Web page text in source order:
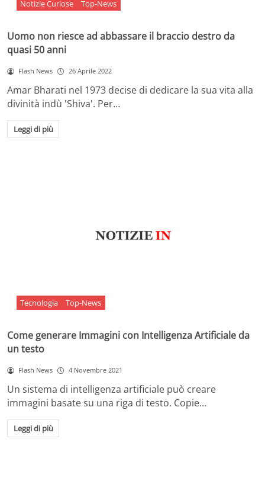
Notizie Curiose Top-News
Uomo non riesce ad abbassare il braccio destro da
quasi 50 anni
Flash News 26 Aprile 2022
Amar Bharati nel 1973 decise di dedicare la sua vita alla
divinità indù 'Shiva'. Per…
Leggi di più
Tecnologia Top-News
Come generare Immagini con Intelligenza Artificiale da
un testo
Flash News 4 Novembre 2021
Un sistema di intelligenza artificiale può creare
immagini basate su una riga di testo. Copie…
Leggi di più